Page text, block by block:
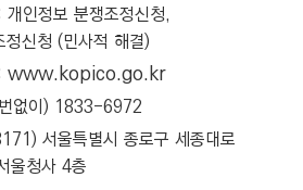
인정보 분쟁조정신청,
정신청 (민사적 해결)
www.kopico.go.kr
없이) 1833-6972
서울특별시 종로구 세종대로
울청사 4층